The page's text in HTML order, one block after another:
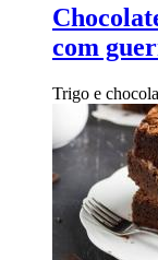
com
Trigo e